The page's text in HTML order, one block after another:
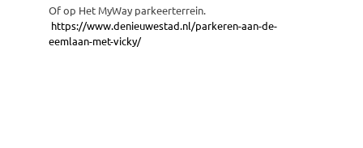
Of op Het MyWay parkeerterrein.
https://www.denieuwestad.nl/parkeren-aan-de-
eemlaan-met-vicky/